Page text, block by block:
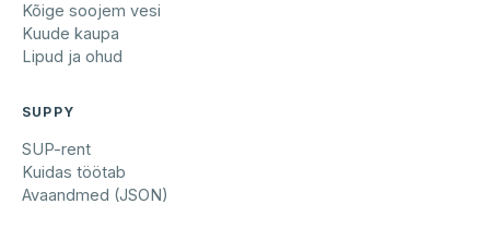
Kõige soojem vesi
Kuude kaupa
Lipud ja ohud
SUPPY
SUP-rent
Kuidas töötab
Avaandmed (JSON)